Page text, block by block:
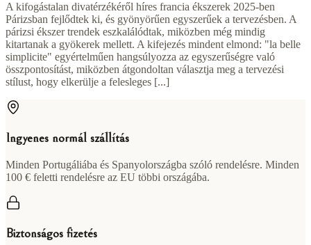
A kifogástalan divatérzékéről híres francia ékszerek 2025-ben
Párizsban fejlődtek ki, és gyönyörűen egyszerűek a tervezésben. A
párizsi ékszer trendek eszkalálódtak, miközben még mindig
kitartanak a gyökerek mellett. A kifejezés mindent elmond: "la belle
simplicite" egyértelműen hangsúlyozza az egyszerűségre való
összpontosítást, miközben átgondoltan választja meg a tervezési
stílust, hogy elkerülje a felesleges [...]
Ingyenes normál szállítás
Minden Portugáliába és Spanyolországba szóló rendelésre. Minden
100 € feletti rendelésre az EU többi országába.
Biztonságos fizetés